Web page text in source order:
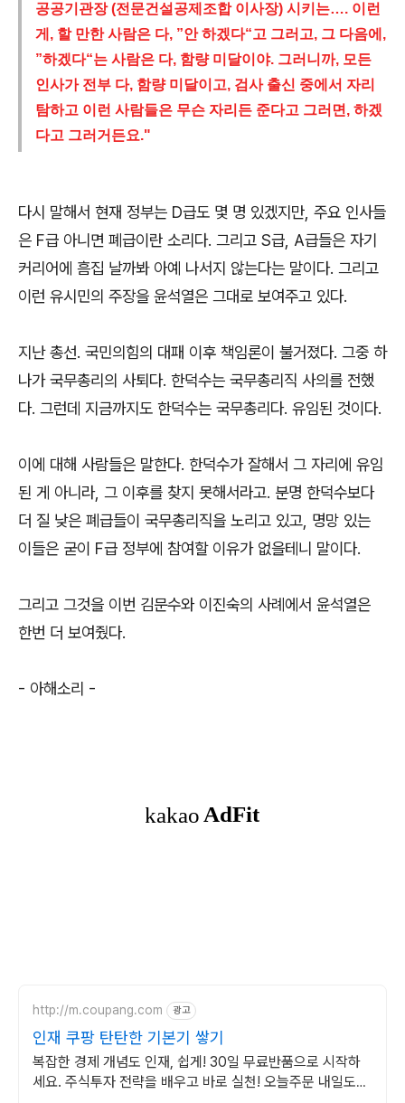
공공기관장 (전문건설공제조합 이사장) 시키는…. 이런
게, 할 만한 사람은 다, ”안 하겠다“고 그러고, 그 다음에,
”하겠다“는 사람은 다, 함량 미달이야. 그러니까, 모든
인사가 전부 다, 함량 미달이고, 검사 출신 중에서 자리
탐하고 이런 사람들은 무슨 자리든 준다고 그러면, 하겠
다고 그러거든요."
다시 말해서 현재 정부는 D급도 몇 명 있겠지만, 주요 인사들
은 F급 아니면 폐급이란 소리다. 그리고 S급, A급들은 자기
커리어에 흠집 날까봐 아예 나서지 않는다는 말이다. 그리고
이런 유시민의 주장을 윤석열은 그대로 보여주고 있다.
지난 총선. 국민의힘의 대패 이후 책임론이 불거졌다. 그중 하
나가 국무총리의 사퇴다. 한덕수는 국무총리직 사의를 전했
다. 그런데 지금까지도 한덕수는 국무총리다. 유임된 것이다.
이에 대해 사람들은 말한다. 한덕수가 잘해서 그 자리에 유임
된 게 아니라, 그 이후를 찾지 못해서라고. 분명 한덕수보다
더 질 낮은 폐급들이 국무총리직을 노리고 있고, 명망 있는
이들은 굳이 F급 정부에 참여할 이유가 없을테니 말이다.
그리고 그것을 이번 김문수와 이진숙의 사례에서 윤석열은
한번 더 보여줬다.
- 아해소리 -
http://m.coupang.com 광고
인재 쿠팡 탄탄한 기본기 쌓기
복잡한 경제 개념도 인재, 쉽게! 30일 무료반품으로 시작하
세요. 주식투자 전략을 배우고 바로 실천! 오늘주문 내일도착